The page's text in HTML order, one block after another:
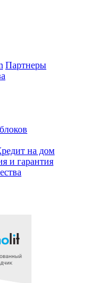
Партнеры
на дом
и гарантия